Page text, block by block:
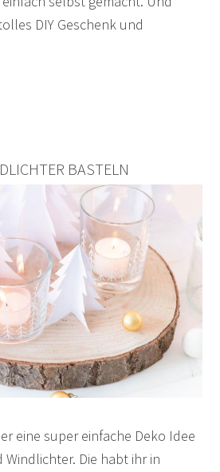
DIY Geschenk und
BASTELN
eine super einfache Deko Idee
Die habt ihr in